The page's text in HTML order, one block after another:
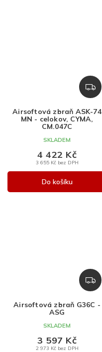
Z
D
R
Airsoftová zbraň ASK-74
MN - celokov, CYMA,
CM.047C
SKLADEM
3 655 Kč bez DPH
4 422 Kč
Do košíku
Z
D
R
Airsoftová zbraň G36C -
ASG
SKLADEM
2 973 Kč bez DPH
3 597 Kč